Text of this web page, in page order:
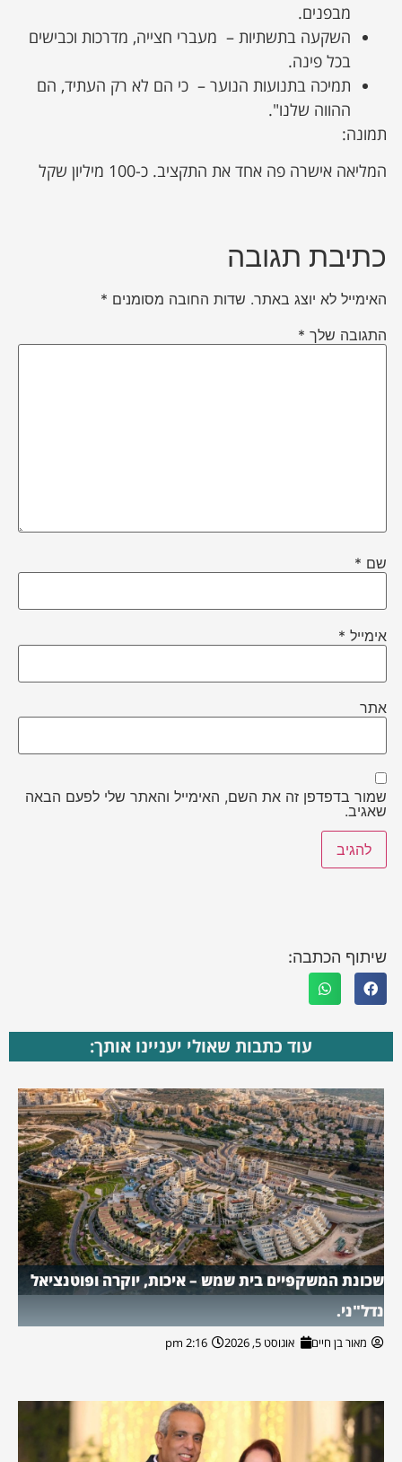
מבפנים.
השקעה בתשתיות – מעברי חצייה, מדרכות וכבישים
בכל פינה.
תמיכה בתנועות הנוער – כי הם לא רק העתיד, הם
ההווה שלנו".
תמונה:
המליאה אישרה פה אחד את התקציב. כ-100 מיליון שקל
כתיבת תגובה
האימייל לא יוצג באתר. שדות החובה מסומנים *
התגובה שלך *
שם *
אימייל *
אתר
שמור בדפדפן זה את השם, האימייל והאתר שלי לפעם הבאה
שאגיב.
שיתוף הכתבה:
עוד כתבות שאולי יעניינו אותך:
שכונת המשקפיים בית שמש – איכות, יוקרה ופוטנציאל
נדל"ני.
מאור בן חיים אוגוסט 5, 2026 2:16 pm